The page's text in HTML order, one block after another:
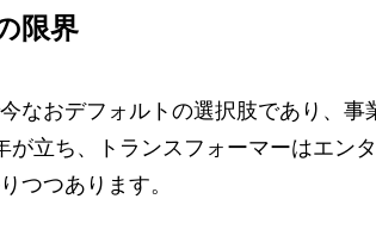
限界
なおデフォルトの選択肢であり、事
立ち、トランスフォーマーはエン
つつあります。